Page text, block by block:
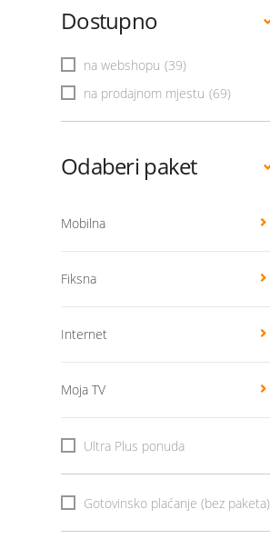
Dostupno
na webshopu (39)
na prodajnom mjestu (69)
Odaberi paket
Mobilna
Fiksna
Internet
Moja TV
Ultra Plus ponuda
Gotovinsko plaćanje (bez paketa)